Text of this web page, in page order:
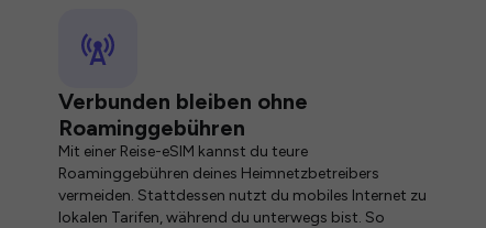
Verbunden bleiben ohne
Roaminggebühren
Mit einer Reise-eSIM kannst du teure
Roaminggebühren deines Heimnetzbetreibers
vermeiden. Stattdessen nutzt du mobiles Internet zu
lokalen Tarifen, während du unterwegs bist. So